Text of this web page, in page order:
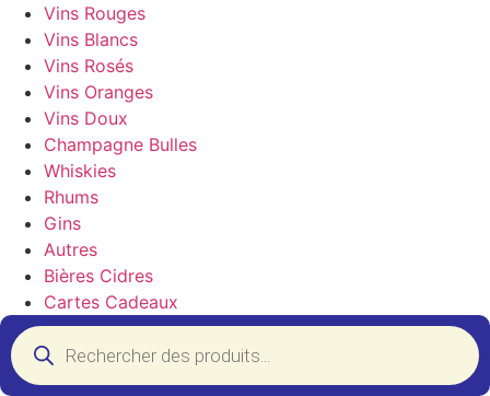
Vins Rouges
Vins Blancs
Vins Rosés
Vins Oranges
Vins Doux
Champagne Bulles
Whiskies
Rhums
Gins
Autres
Bières Cidres
Cartes Cadeaux
Recherche
de
produits